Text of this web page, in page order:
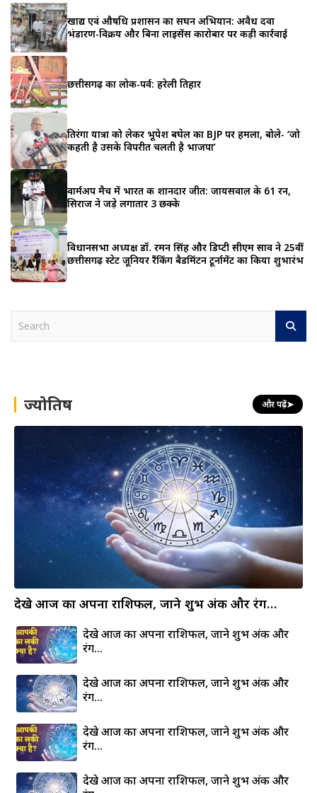
खाद्य एवं औषधि प्रशासन का सघन अभियान: अवैध दवा
भंडारण-विक्रय और बिना लाइसेंस कारोबार पर कड़ी कार्रवाई
छत्तीसगढ़ का लोक-पर्व: हरेली तिहार
तिरंगा यात्रा को लेकर भूपेश बघेल का BJP पर हमला, बोले- ‘जो
कहती है उसके विपरीत चलती है भाजपा’
वार्मअप मैच में भारत की शानदार जीत: जायसवाल के 61 रन,
सिराज ने जड़े लगातार 3 छक्के
विधानसभा अध्यक्ष डॉ. रमन सिंह और डिप्टी सीएम साव ने 25वीं
छत्तीसगढ़ स्टेट जूनियर रैंकिंग बैडमिंटन टूर्नामेंट का किया शुभारंभ
h ज्योतिष और पढ़ें➤
देखे आज का अपना राशिफल, जाने शुभ अंक और रंग…
देखे आज का अपना राशिफल, जाने शुभ अंक और
रंग…
देखे आज का अपना राशिफल, जाने शुभ अंक और
रंग…
देखे आज का अपना राशिफल, जाने शुभ अंक और
रंग…
देखे आज का अपना राशिफल, जाने शुभ अंक और